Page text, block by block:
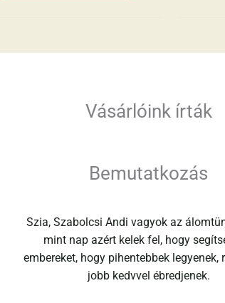
Vásárlóink írták
Bemutatkozás
Szia, Szabolcsi Andi vagyok az
mint nap azért kelek fel, hogy
embereket, hogy pihentebbek legyenek,
jobb kedvvel ébredjenek.